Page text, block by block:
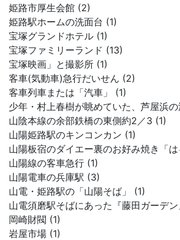
姫路市厚生会館 (2)
姫路駅ホームの洗面台 (1)
宝塚グランドホテル (1)
宝塚ファミリーランド (13)
宝塚映画」と撮影所 (1)
客車(気動車)急行だいせん (2)
客車列車または「汽車」 (1)
少年・村上春樹が眺めていた、芦屋浜の
山陰本線の余部鉄橋の東側約2／3 (1)
山陽姫路駅のキンコンカン (1)
山陽板宿のダイエー裏のお好み焼き「
山陽線の客車急行 (1)
山陽電車の兵庫駅 (3)
山電・姫路駅の「山陽そば」 (1)
山電須磨駅そばにあった『藤田ガーデ
岡崎財閥 (1)
岩屋市場 (1)